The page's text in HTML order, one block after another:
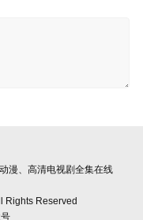
漫、高清电视剧全集在线
Rights Reserved